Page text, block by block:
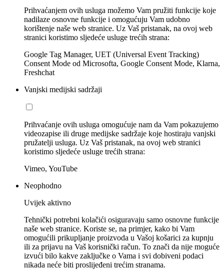
Prihvaćanjem ovih usluga možemo Vam pružiti funkcije koje
nadilaze osnovne funkcije i omogućuju Vam udobno
korištenje naše web stranice. Uz Vaš pristanak, na ovoj web
stranici koristimo sljedeće usluge trećih strana:
Google Tag Manager, UET (Universal Event Tracking)
Consent Mode od Microsofta, Google Consent Mode, Klarna,
Freshchat
Vanjski medijski sadržaji
Prihvaćanje ovih usluga omogućuje nam da Vam pokazujemo
videozapise ili druge medijske sadržaje koje hostiraju vanjski
pružatelji usluga. Uz Vaš pristanak, na ovoj web stranici
koristimo sljedeće usluge trećih strana:
Vimeo, YouTube
Neophodno
Uvijek aktivno
Tehnički potrebni kolačići osiguravaju samo osnovne funkcije
naše web stranice. Koriste se, na primjer, kako bi Vam
omogućili prikupljanje proizvoda u Vašoj košarici za kupnju
ili za prijavu na Vaš korisnički račun. To znači da nije moguće
izvući bilo kakve zaključke o Vama i svi dobiveni podaci
nikada neće biti proslijeđeni trećim stranama.